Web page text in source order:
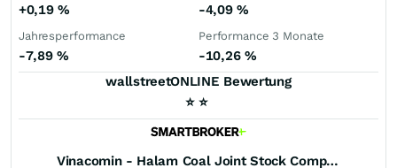
+0,19% -4,09%
Jahresperformance
-7,89%
Performance 3 Monate
-10,26 %
wallstreetONLINE Bewertung
⭐ ⭐
Vinacomin - Halam Coal Joint Stock Company